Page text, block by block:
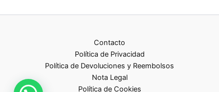
Contacto
Política de Privacidad
Política de Devoluciones y Reembolsos
Nota Legal
Política de Cookies